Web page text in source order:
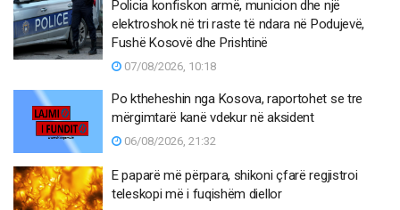
Policia konfiskon armë, municion dhe një
elektroshok në tri raste të ndara në Podujevë,
Fushë Kosovë dhe Prishtinë
07/08/2026, 10:18
Po ktheheshin nga Kosova, raportohet se tre
mërgimtarë kanë vdekur në aksident
06/08/2026, 21:32
E paparë më përpara, shikoni çfarë regjistroi
teleskopi më i fuqishëm diellor